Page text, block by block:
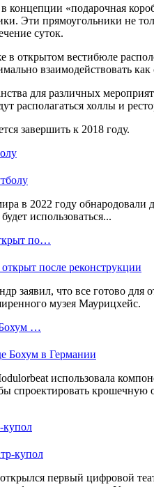
концепции «подарочная
Эти прямоугольники не
суток.
в открытом вестибюле
взаимодействовать
для различных
располагаться холлы и
завершить к 2018 году.
в 2022 году обнародовали
использоваться...
по…
заявил, что все готово для
музея Маурицхейс.
Бохум …
использовала
спроектировать крошечную
купол
первый цифровой